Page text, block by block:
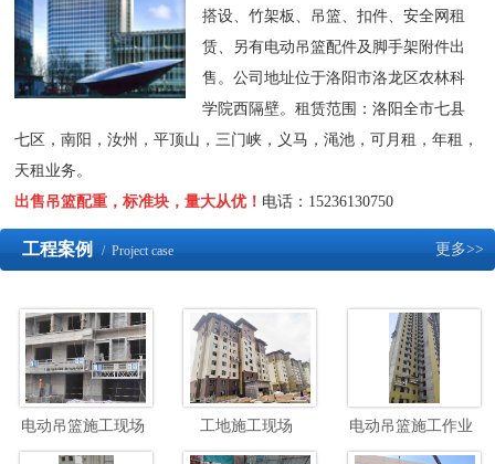
搭设、竹架板、吊篮、扣件、安全网租
赁、另有电动吊篮配件及脚手架附件出
售。公司地址位于洛阳市洛龙区农林科
学院西隔壁。租赁范围：洛阳全市七县
七区，南阳，汝州，平顶山，三门峡，义马，渑池，可月租，年租，
天租业务。
出售吊篮配重，标准块，量大从优！ 电话：15236130750
更多>>
工程案例/ Project case
电动吊篮施工现场 工地施工现场 电动吊篮施工作业